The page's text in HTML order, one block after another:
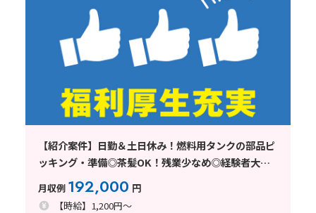
【紹介案件】日勤＆土日休み！燃料用タンクの部品ピ
ッキング・準備◎茶髪OK！残業少なめ◎経験者大募
月収例 192,000 円
【時給】1,200円～